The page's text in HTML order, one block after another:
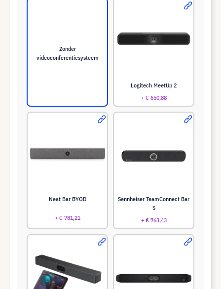
Zonder
videoconferentiesysteem
Logitech MeetUp 2
+ € 650,88
Neat Bar BYOD
+ € 781,21
Sennheiser TeamConnect Bar
S
+ € 763,43